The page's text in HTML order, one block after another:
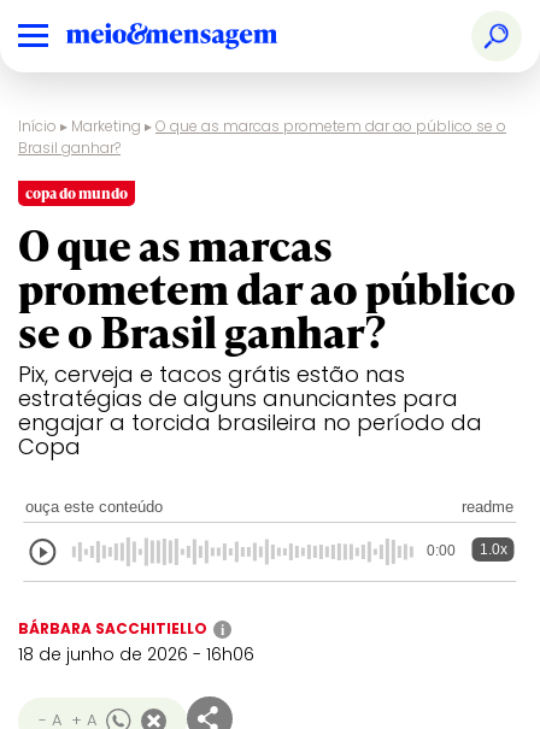
Início ▸ Marketing ▸O que as marcas prometem dar ao público se o
Brasil ganhar?
copa do mundo
O que as marcas
prometem dar ao público
se o Brasil ganhar?
Pix, cerveja e tacos grátis estão nas
estratégias de alguns anunciantes para
engajar a torcida brasileira no período da
Copa
ouça este conteúdo readme
0:00 1.0x
BÁRBARA SACCHITIELLO i
18 de junho de 2026 - 16h06
- A + A